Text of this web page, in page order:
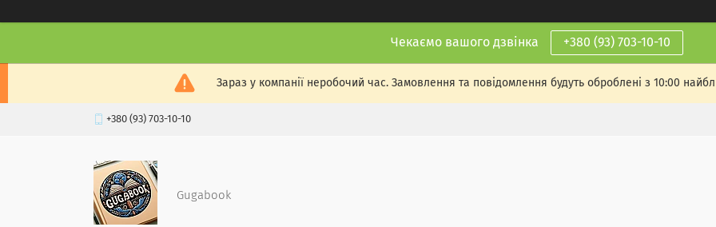
Чекаємо вашого дзвінка +380 (93) 703-10-10
Зараз у компанії неробочий час. Замовлення та повідомлення будуть оброблені з 10:00
+380 (93) 703-10-10
Gugabook